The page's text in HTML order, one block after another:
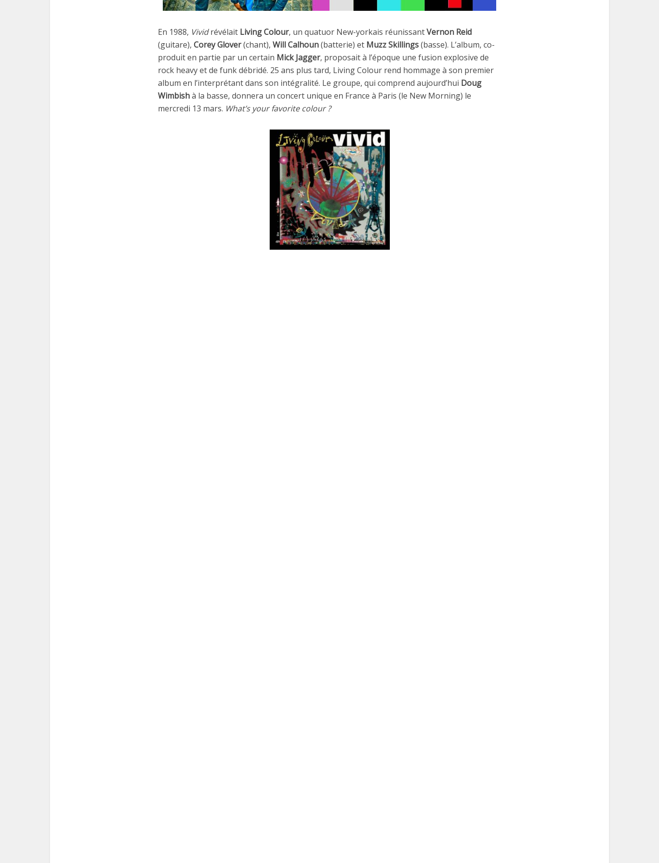
En 1988, Vividrévélait Living Colour, un quatuor New-yorkais réunissantVernon Reid
(guitare), Corey Glover(chant), Will Calhoun(batterie) et Muzz Skillings(basse). L’album, co-
produit en partie par un certain Mick Jagger, proposait à l’époque une fusion explosive de
rock heavy et de funk débridé. 25 ans plus tard, Living Colour rend hommage à son premier
album en l’interprétant dans son intégralité. Le groupe, qui comprend aujourd’hui Doug
Wimbishà la basse, donnera un concert unique en France à Paris (le New Morning) le
mercredi 13 mars. What’s your favorite colour ?